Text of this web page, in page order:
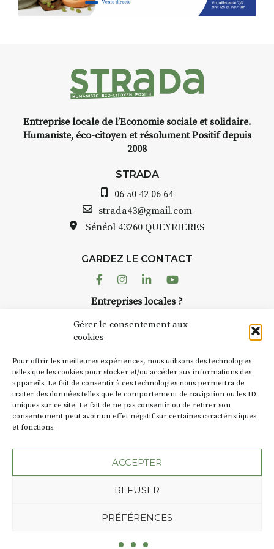
Gérer le consentement aux
cookies
Pour offrir les meilleures expériences, nous utilisons des technologies
telles que les cookies pour stocker et/ou accéder aux informations des
appareils. Le fait de consentir à ces technologies nous permettra de
traiter des données telles que le comportement de navigation ou les ID
uniques sur ce site. Le fait de ne pas consentir ou de retirer son
consentement peut avoir un effet négatif sur certaines caractéristiques
et fonctions.
ACCEPTER
REFUSER
PRÉFÉRENCES
installation temporaire vous
INTERVIEW
avez ouvert une galerie à
Auzon…
Bernard TURLE Le Fumoir n’est
pas une galerie permanente.
AuzonToujours organise
dans le village. Des artistes et
caves, les granges d’Auzon. Le
Fumoir est l’un de ces espaces
d’autres activités culturelles de
la Petite Cité de Caractère. Par
exemple, l’installationCochon
Charbons’inscrit comme en
« off » du festival d’Auzon 2026
SA D’où vient le nom :Fumoir?
BT C’est le terme employé dans
les actes de propriété du lieu.
c’était un saloir et
fumoir. On y salait et fumait
Entreprise locale de l’Economie sociale et solidaire.
Humaniste, éco-citoyen et résolument Positif depuis
2008
STRADA
06 50 42 06 64
strada43@gmail.com
Sénéol 43260 QUEYRIERES
GARDEZ LE CONTACT
FacebookInstagram
LinkedinYoutube
Entreprises locales ?
Suivez toute l'actu de Strada
Politique de confidentialité